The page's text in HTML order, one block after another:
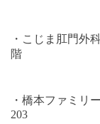
・こじま肛門外
階
・橋本ファミ
203